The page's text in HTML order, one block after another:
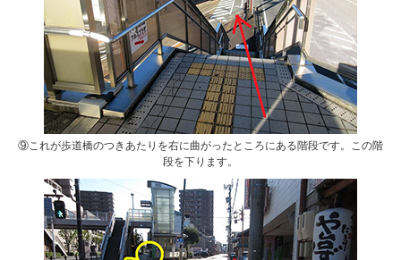
⑨これが歩道橋のつきあたりを右に曲がったところにある階段です。この階
段を下ります。